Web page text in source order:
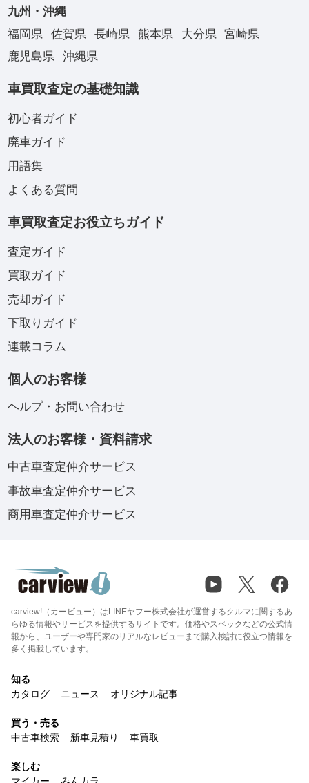
九州・沖縄
福岡県
佐賀県 長崎県 熊本県 大分県
宮崎県
鹿児島県
沖縄県
車買取査定の基礎知識
初心者ガイド
廃車ガイド
用語集
よくある質問
車買取査定お役立ちガイド
査定ガイド
買取ガイド
売却ガイド
下取りガイド
連載コラム
個人のお客様
ヘルプ・お問い合わせ
法人のお客様・資料請求
中古車査定仲介サービス
事故車査定仲介サービス
商用車査定仲介サービス
carview!（カービュー）はLINEヤフー株式会社が運営するクルマに関するあ
らゆる情報やサービスを提供するサイトです。価格やスペックなどの公式情
報から、ユーザーや専門家のリアルなレビューまで購入検討に役立つ情報を
多く掲載しています。
知る
カタログ
ニュース オリジナル記事
買う・売る
中古車検索
新車見積り 車買取
楽しむ